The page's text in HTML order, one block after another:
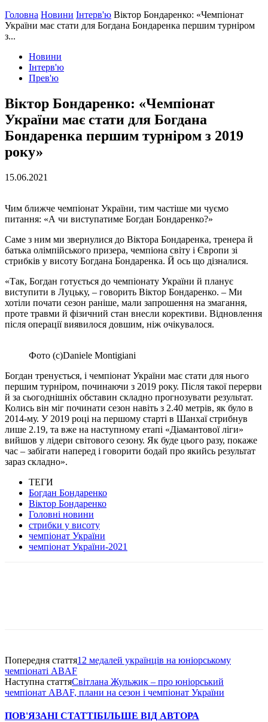
Головна Новини Інтерв'ю Віктор Бондаренко: «Чемпіонат
України має стати для Богдана Бондаренка першим турніром
з...
Новини
Інтерв'ю
Прев'ю
Віктор Бондаренко: «Чемпіонат
України має стати для Богдана
Бондаренка першим турніром з 2019
року»
15.06.2021
Чим ближче чемпіонат України, тим частіше ми чуємо
питання: «А чи виступатиме Богдан Бондаренко?»
Саме з ним ми звернулися до Віктора Бондаренка, тренера й
батька олімпійського призера, чемпіона світу і Європи зі
стрибків у висоту Богдана Бондаренка. Й ось що дізналися.
«Так, Богдан готується до чемпіонату України й планує
виступити в Луцьку, – говорить Віктор Бондаренко. – Ми
хотіли почати сезон раніше, мали запрошення на змагання,
проте травми й фізичний стан внесли корективи. Відновлення
після операції виявилося довшим, ніж очікувалося.
Фото (с)Daniele Montigiani
Богдан тренується, і чемпіонат України має стати для нього
першим турніром, починаючи з 2019 року. Після такої перерви
й за сьогоднішніх обставин складно прогнозувати результат.
Колись він міг починати сезон навіть з 2.40 метрів, як було в
2014-му. У 2019 році на першому старті в Шанхаї стрибнув
лише 2.19, та вже на наступному етапі «Діамантової ліги»
вийшов у лідери світового сезону. Як буде цього разу, покаже
час – забігати наперед і говорити бодай про якийсь результат
зараз складно».
ТЕГИ
Богдан Бондаренко
Віктор Бондаренко
Головні новини
стрибки у висоту
чемпіонат України
чемпіонат України-2021
Попередня стаття12 медалей українців на юніорському
чемпіонаті ABAF
Наступна статтяСвітлана Жульжик – про юніорський
чемпіонат ABAF, плани на сезон і чемпіонат України
ПОВ'ЯЗАНІ СТАТТІБІЛЬШЕ ВІД АВТОРА